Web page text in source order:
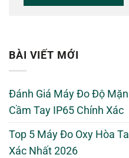
BÀI VIẾT MỚI
Đánh Giá Máy Đo Độ
Cầm Tay IP65 Chính Xác
Top 5 Máy Đo Oxy Hòa
Xác Nhất 2026